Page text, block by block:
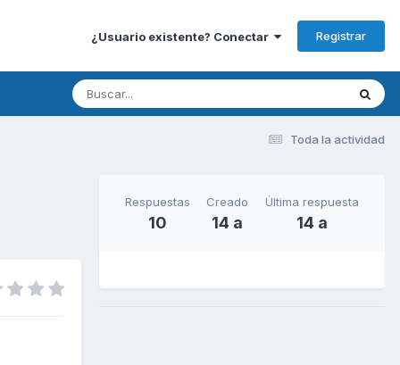
¿Usuario existente? Conectar Registrar
Toda la actividad
Respuestas
10
Creado
14 a
Última respuesta
14 a